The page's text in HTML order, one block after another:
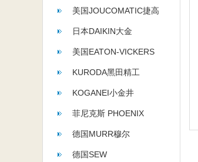
美国JOUCOMATIC捷高
日本DAIKIN大金
美国EATON-VICKERS
KURODA黑田精工
KOGANEI小金井
菲尼克斯 PHOENIX
CONTACT
德国MURR穆尔
德国SEW